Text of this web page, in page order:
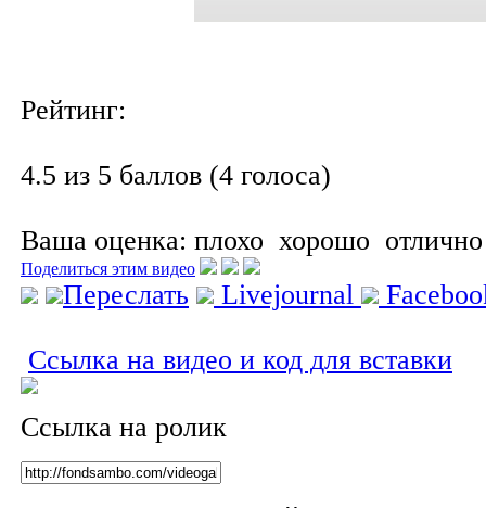
Рейтинг:
4.5 из 5 баллов (4 голоса)
Ваша оценка: плохо хорошо отлично
Поделиться этим видео
Переслать Livejournal
Ссылка на видео и код для вставки
Ссылка на ролик